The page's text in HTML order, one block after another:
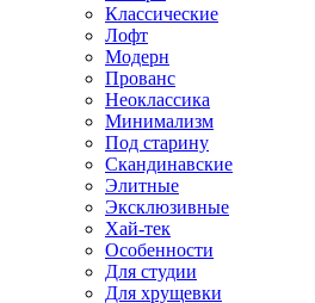
Классические
Лофт
Модерн
Прованс
Неоклассика
Минимализм
Под старину
Скандинавские
Элитные
Эксклюзивные
Хай-тек
Особенности
Для студии
Для хрущевки